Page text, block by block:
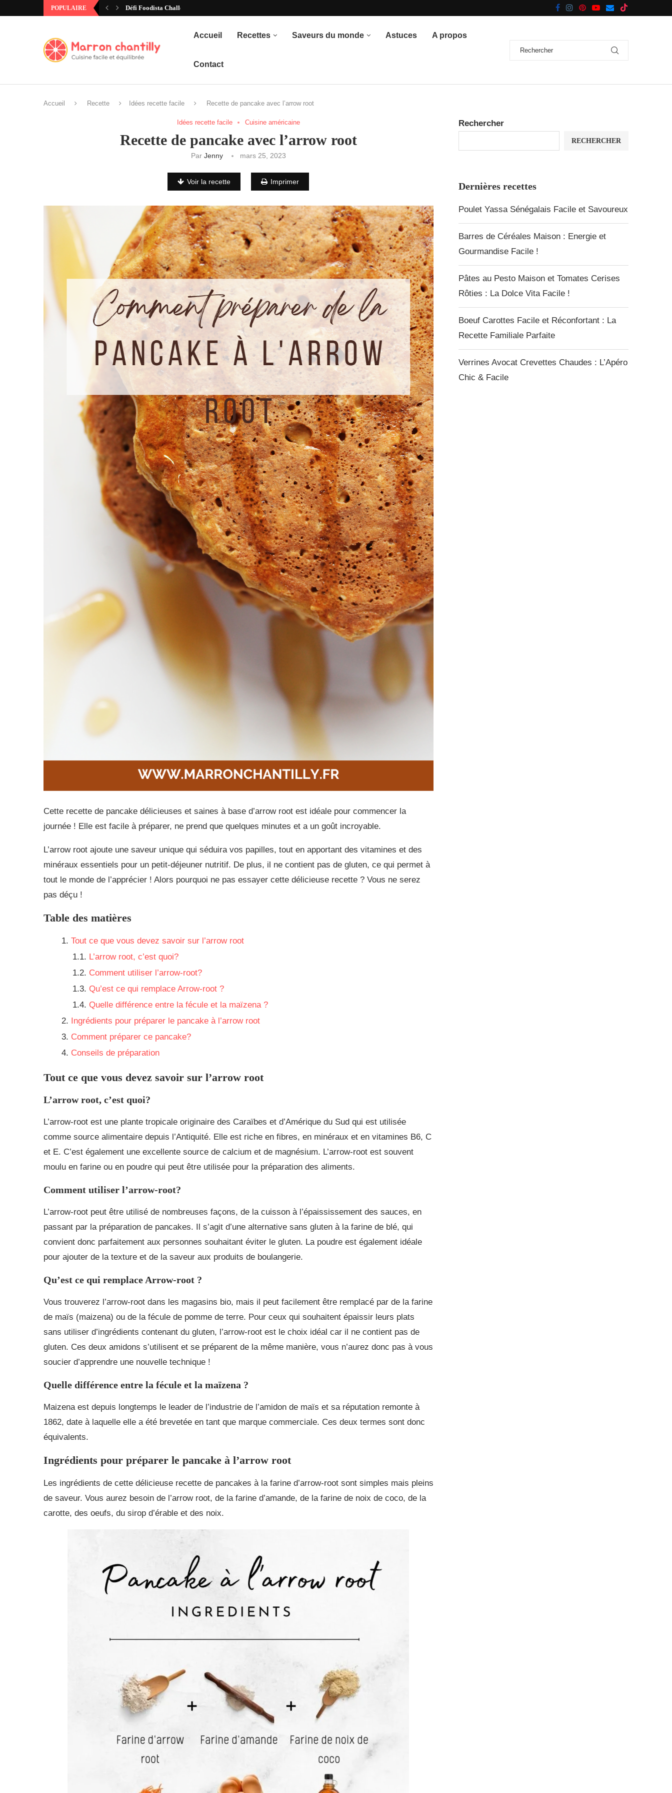
POPULAIRE Défi Foodista Challenge #97 – Annonce du thème
Accueil Recettes Saveurs du monde Astuces A propos
Contact
Accueil Recette Idées recette facile Recette de pancake avec l’arrow root
Idées recette facile Cuisine américaine
Recette de pancake avec l’arrow root
Par Jenny mars 25, 2023
Voir la recette Imprimer
Cette recette de pancake délicieuses et saines à base d’arrow root est idéale pour commencer la
journée ! Elle est facile à préparer, ne prend que quelques minutes et a un goût incroyable.
L’arrow root ajoute une saveur unique qui séduira vos papilles, tout en apportant des vitamines et des
minéraux essentiels pour un petit-déjeuner nutritif. De plus, il ne contient pas de gluten, ce qui permet à
tout le monde de l’apprécier ! Alors pourquoi ne pas essayer cette délicieuse recette ? Vous ne serez
pas déçu !
Table des matières
Tout ce que vous devez savoir sur l’arrow root
L’arrow root, c’est quoi?
Comment utiliser l’arrow-root?
Qu’est ce qui remplace Arrow-root ?
Quelle différence entre la fécule et la maïzena ?
Ingrédients pour préparer le pancake à l’arrow root
Comment préparer ce pancake?
Conseils de préparation
Tout ce que vous devez savoir sur l’arrow root
L’arrow root, c’est quoi?
L’arrow-root est une plante tropicale originaire des Caraïbes et d’Amérique du Sud qui est utilisée
comme source alimentaire depuis l’Antiquité. Elle est riche en fibres, en minéraux et en vitamines B6, C
et E. C’est également une excellente source de calcium et de magnésium. L’arrow-root est souvent
moulu en farine ou en poudre qui peut être utilisée pour la préparation des aliments.
Comment utiliser l’arrow-root?
L’arrow-root peut être utilisé de nombreuses façons, de la cuisson à l’épaississement des sauces, en
passant par la préparation de pancakes. Il s’agit d’une alternative sans gluten à la farine de blé, qui
convient donc parfaitement aux personnes souhaitant éviter le gluten. La poudre est également idéale
pour ajouter de la texture et de la saveur aux produits de boulangerie.
Qu’est ce qui remplace Arrow-root ?
Vous trouverez l’arrow-root dans les magasins bio, mais il peut facilement être remplacé par de la farine
de maïs (maizena) ou de la fécule de pomme de terre. Pour ceux qui souhaitent épaissir leurs plats
sans utiliser d’ingrédients contenant du gluten, l’arrow-root est le choix idéal car il ne contient pas de
gluten. Ces deux amidons s’utilisent et se préparent de la même manière, vous n’aurez donc pas à vous
soucier d’apprendre une nouvelle technique !
Quelle différence entre la fécule et la maïzena ?
Maizena est depuis longtemps le leader de l’industrie de l’amidon de maïs et sa réputation remonte à
1862, date à laquelle elle a été brevetée en tant que marque commerciale. Ces deux termes sont donc
équivalents.
Ingrédients pour préparer le pancake à l’arrow root
Les ingrédients de cette délicieuse recette de pancakes à la farine d’arrow-root sont simples mais pleins
de saveur. Vous aurez besoin de l’arrow root, de la farine d’amande, de la farine de noix de coco, de la
carotte, des oeufs, du sirop d’érable et des noix.
Rechercher
RECHERCHER
Dernières recettes
Poulet Yassa Sénégalais Facile et Savoureux
Barres de Céréales Maison : Energie et
Gourmandise Facile !
Pâtes au Pesto Maison et Tomates Cerises
Rôties : La Dolce Vita Facile !
Boeuf Carottes Facile et Réconfortant : La
Recette Familiale Parfaite
Verrines Avocat Crevettes Chaudes : L’Apéro
Chic & Facile